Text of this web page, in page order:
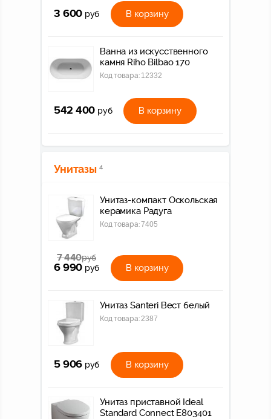
3 600 руб В корзину
Ванна из искусственного
камня Riho Bilbao 170
Код товара: 12332
542 400 руб В корзину
Унитазы 4
Унитаз-компакт Оскольская
керамика Радуга
Код товара:7405
7 440руб
6 990 руб В корзину
Унитаз Santeri Вест белый
Код товара: 2387
5 906 руб В корзину
Унитаз приставной Ideal
Standard Connect E803401